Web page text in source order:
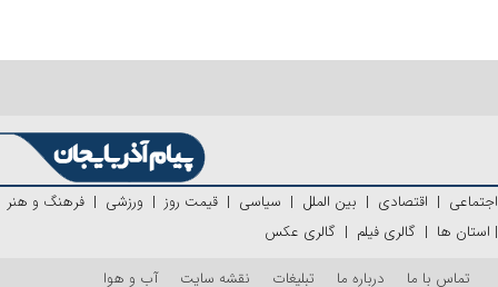
اجتماعی | اقتصادی | بین الملل | سیاسی | قیمت روز | ورزشی | فرهنگ و هنر
| استان ها | گالری فیلم | گالری عکس
تماس با ما
درباره ما تبلیغات نقشه سایت آب و هوا